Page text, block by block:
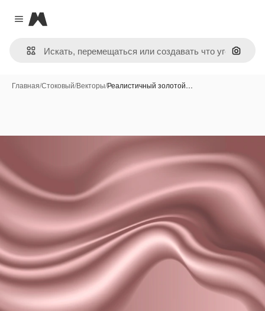
Close menu
Magnific
Поиск
Главная/Стоковый/Векторы/Реалистичный золотой…